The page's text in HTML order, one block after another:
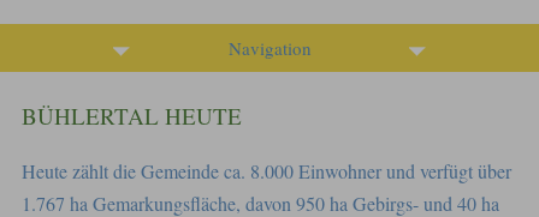
Navigation
BÜHLERTAL HEUTE
Heute zählt die Gemeinde ca. 8.000 Einwohner und verfügt über
1.767 ha Gemarkungsfläche, davon 950 ha Gebirgs- und 40 ha